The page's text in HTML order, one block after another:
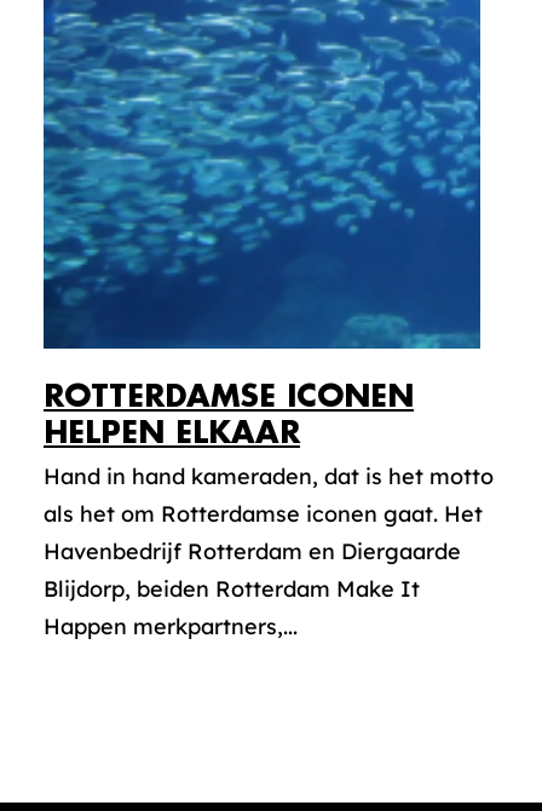
ROTTERDAMSE ICONEN
HELPEN ELKAAR
Hand in hand kameraden, dat is het motto
als het om Rotterdamse iconen gaat. Het
Havenbedrijf Rotterdam en Diergaarde
Blijdorp, beiden Rotterdam Make It
Happen merkpartners,...